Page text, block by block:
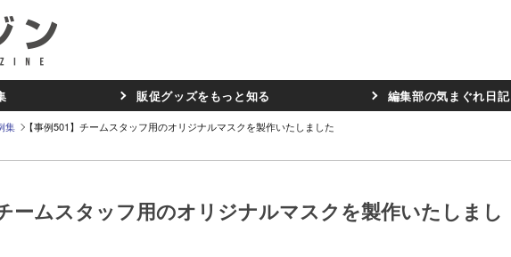
販促グッズをもっと知る 編集部の気まぐれ日記
集 【事例501】チームスタッフ用のオリジナルマスクを製作いたしました
ームスタッフ用のオリジナルマスクを製作いたしまし